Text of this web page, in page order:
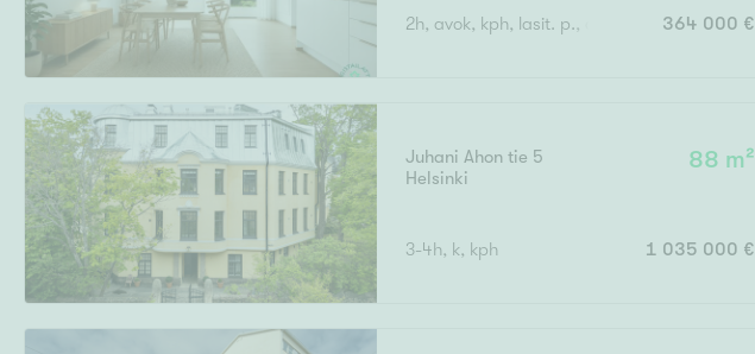
Senioriasunto
2h, avok, kph, lasit. p., avoterassi364 000 €
Juhani Ahon tie 5
Helsinki
88 m²
3-4h, k, kph 1 035 000 €